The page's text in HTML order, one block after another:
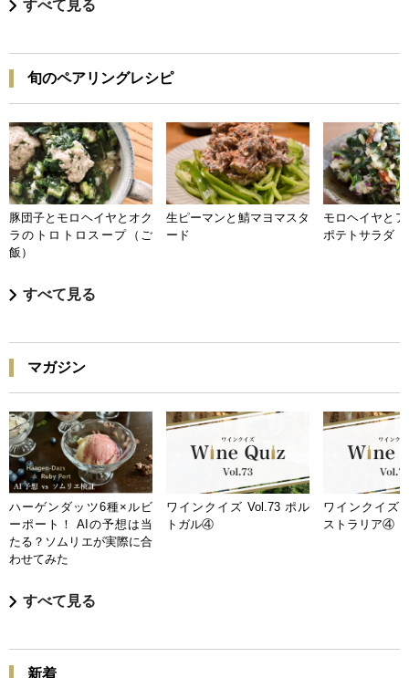
すべて見る
旬のペアリングレシピ
豚団子とモロヘイヤとオク
ラのトロトロスープ（ご
飯）
生ピーマンと鯖マヨマスタ
ード
モロヘイヤと
ポテトサラダ
すべて見る
マガジン
ハーゲンダッツ6種×ルビ
ーポート！ AIの予想は当
たる？ソムリエが実際に合
わせてみた
ワインクイズ Vol.73 ポル
トガル④
ワインクイズ
ストラリア④
すべて見る
新着